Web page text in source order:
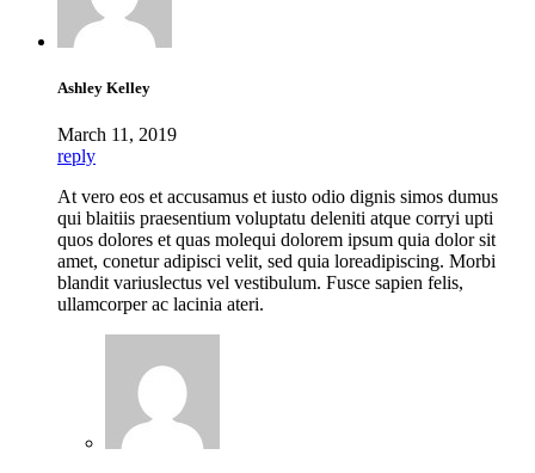
Ashley Kelley
March 11, 2019
reply
At vero eos et accusamus et iusto odio dignis simos dumus
qui blaitiis praesentium voluptatu deleniti atque corryi upti
quos dolores et quas molequi dolorem ipsum quia dolor sit
amet, conetur adipisci velit, sed quia loreadipiscing. Morbi
blandit variuslectus vel vestibulum. Fusce sapien felis,
ullamcorper ac lacinia ateri.